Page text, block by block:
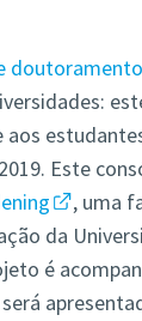
doutoramento
:
aos
Este
, uma
da
é